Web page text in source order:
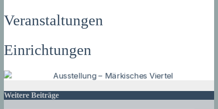
Veranstaltungen
Einrichtungen
Weitere Beiträge